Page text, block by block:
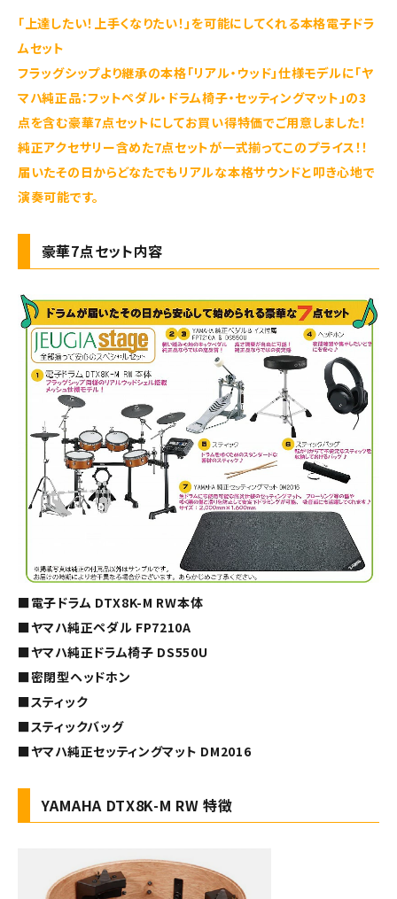
「上達したい！上手くなりたい！」を可能にしてくれる本格電子ドラ
ムセット
フラッグシップより継承の本格「リアル・ウッド」仕様モデルに「ヤ
マハ純正品：フットペダル・ドラム椅子・セッティングマット」の3
点を含む豪華7点セットにしてお買い得特価でご用意しました！
純正アクセサリー含めた7点セットが一式揃ってこのプライス！！
届いたその日からどなたでもリアルな本格サウンドと叩き心地で
演奏可能です。
豪華7点セット内容
■電子ドラム DTX8K-M RW本体
■ヤマハ純正ペダル FP7210A
■ヤマハ純正ドラム椅子 DS550U
■密閉型ヘッドホン
■スティック
■スティックバッグ
■ヤマハ純正セッティングマット DM2016
YAMAHA DTX8K-M RW 特徴